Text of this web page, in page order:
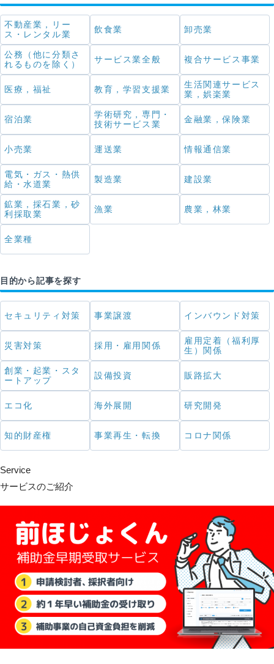
不動産業，リー
ス・レンタル業
飲食業 卸売業
公務（他に分類さ
れるものを除く）
サービス業全般 複合サービス事業
医療，福祉 教育，学習支援業
生活関連サービス
業，娯楽業
宿泊業
学術研究，専門・
技術サービス業
金融業，保険業
小売業 運送業 情報通信業
電気・ガス・熱供
給・水道業
製造業 建設業
鉱業，採石業，砂
利採取業
漁業 農業，林業
全業種
目的から記事を探す
セキュリティ対策 事業譲渡 インバウンド対策
災害対策 採用・雇用関係
雇用定着（福利厚
生）関係
創業・起業・スタ
ートアップ
設備投資 販路拡大
エコ化 海外展開 研究開発
知的財産権 事業再生・転換 コロナ関係
Service
サービスのご紹介